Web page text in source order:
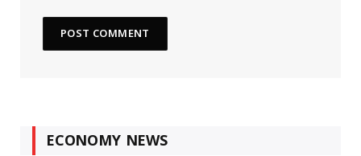
ECONOMY NEWS